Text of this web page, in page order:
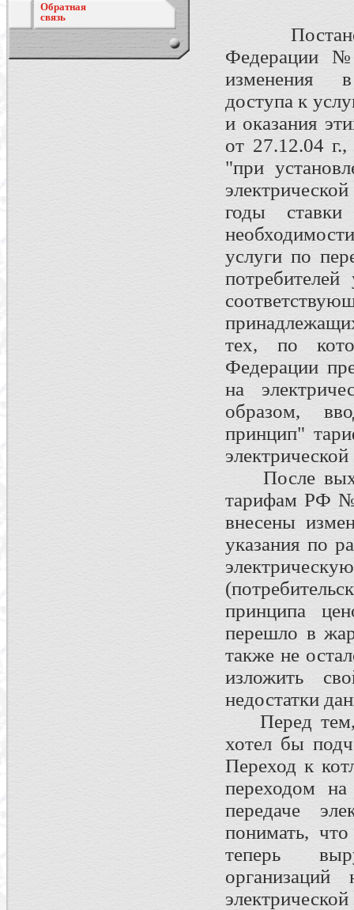
Обратная
связь
Федерации
изменения
доступа к
и оказания
от 27.12.04
"при
годы
услуги по
тех, по
Федерации
на
образом,
принцип"
После
тарифам РФ №
внесены
указания по
принципа
перешло в
также не
изложить
недостатки
Перед тем,
хотел бы
Переход к
переходом
передаче
понимать,
теперь